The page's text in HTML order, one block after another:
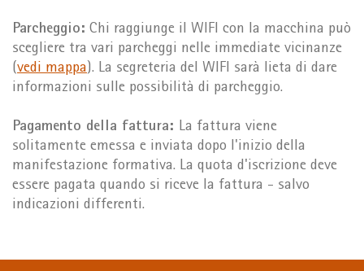
Parcheggio: Chi raggiunge il WIFI con la macchina può
scegliere tra vari parcheggi nelle immediate vicinanze
(vedi mappa). La segreteria del WIFI sarà lieta di dare
informazioni sulle possibilità di parcheggio.
Pagamento della fattura: La fattura viene
solitamente emessa e inviata dopo l'inizio della
manifestazione formativa. La quota d'iscrizione deve
essere pagata quando si riceve la fattura - salvo
indicazioni differenti.